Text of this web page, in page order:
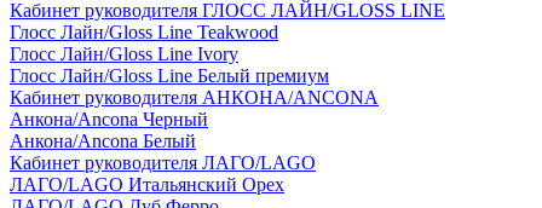
Кабинет руководителя ГЛОСС ЛАЙН/GLOSS LINE
Глосс Лайн/Gloss Line Teakwood
Глосс Лайн/Gloss Line Ivory
Глосс Лайн/Gloss Line Белый премиум
Кабинет руководителя АНКОНА/ANCONA
Анкона/Ancona Черный
Анкона/Ancona Белый
Кабинет руководителя ЛАГО/LAGO
ЛАГО/LAGO Итальянский Орех